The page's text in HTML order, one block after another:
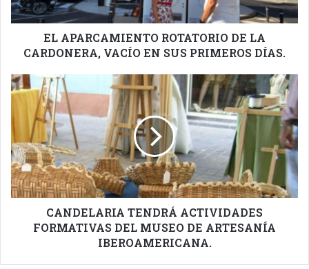
EN
SUS
PRIMEROS
DÍAS.
EL APARCAMIENTO ROTATORIO DE LA
CARDONERA, VACÍO EN SUS PRIMEROS DÍAS.
CANDELARIA
TENDRÁ
ACTIVIDADES
FORMATIVAS
DEL
MUSEO
DE
ARTESANÍA
IBEROAMERICANA.
CANDELARIA TENDRÁ ACTIVIDADES
FORMATIVAS DEL MUSEO DE ARTESANÍA
IBEROAMERICANA.